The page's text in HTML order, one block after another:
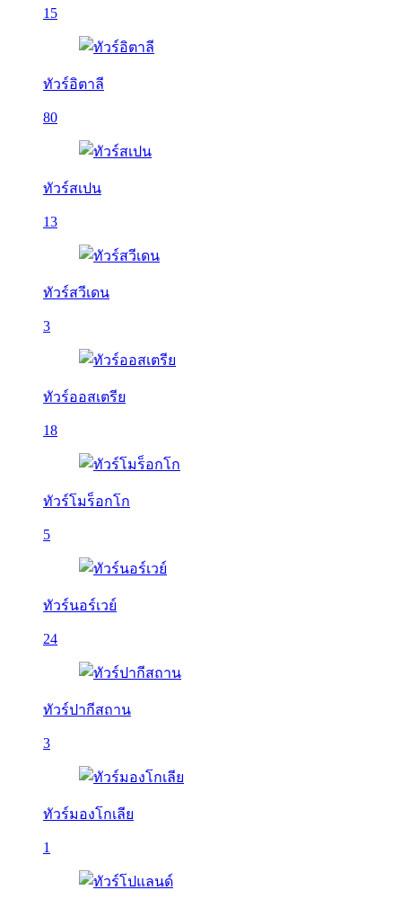
15
ทัวร์อิตาลี
80
ทัวร์สเปน
13
ทัวร์สวีเดน
3
ทัวร์ออสเตรีย
18
ทัวร์โมร็อกโก
5
ทัวร์นอร์เวย์
24
ทัวร์ปากีสถาน
3
ทัวร์มองโกเลีย
1